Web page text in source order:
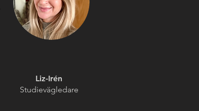
Liz-Irén
Studievägledare